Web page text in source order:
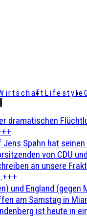
Lifestyle
dramatischen
Spahn hat
von CDU
an unsere
und England (gegen
am Samstag in
ist heute in